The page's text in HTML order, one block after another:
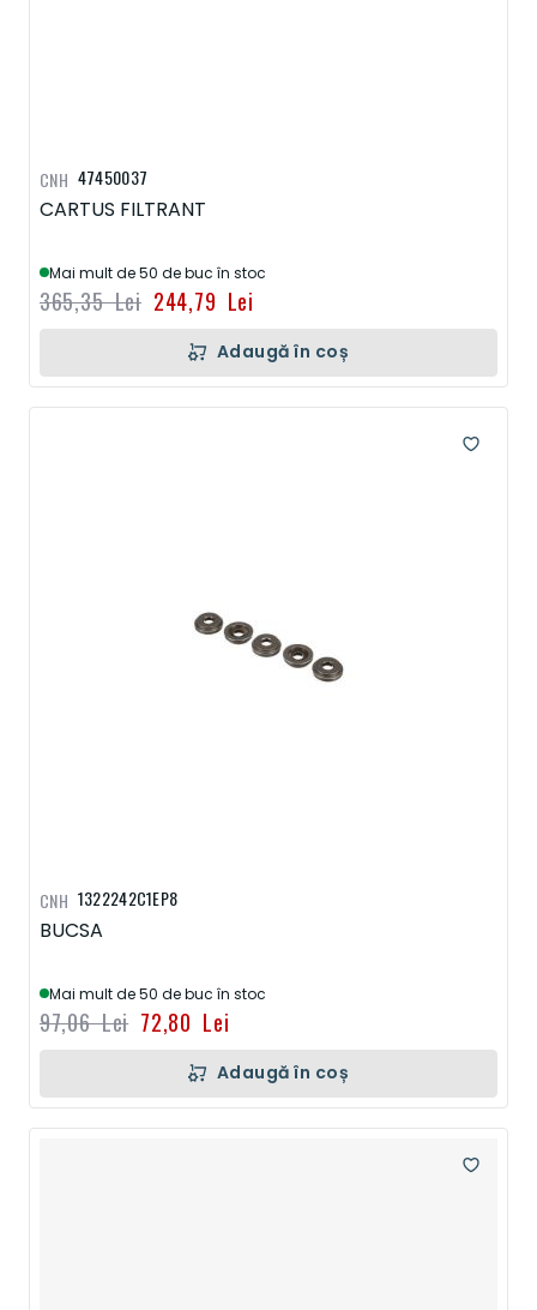
47450037
CARTUS FILTRANT
Mai mult de 50 de buc în stoc
244,79 Lei
365,35 Lei
CNH
Adaugă în coș
1322242C1EP8
BUCSA
Mai mult de 50 de buc în stoc
72,80 Lei
97,06 Lei
CNH
Adaugă în coș